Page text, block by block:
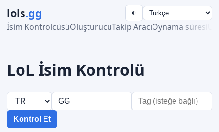
lols.gg
İsim KontrolcüsüOluşturucuTakip AracıOynama süresi
◐
LoL İsim Kontrolü
Kontrol Et